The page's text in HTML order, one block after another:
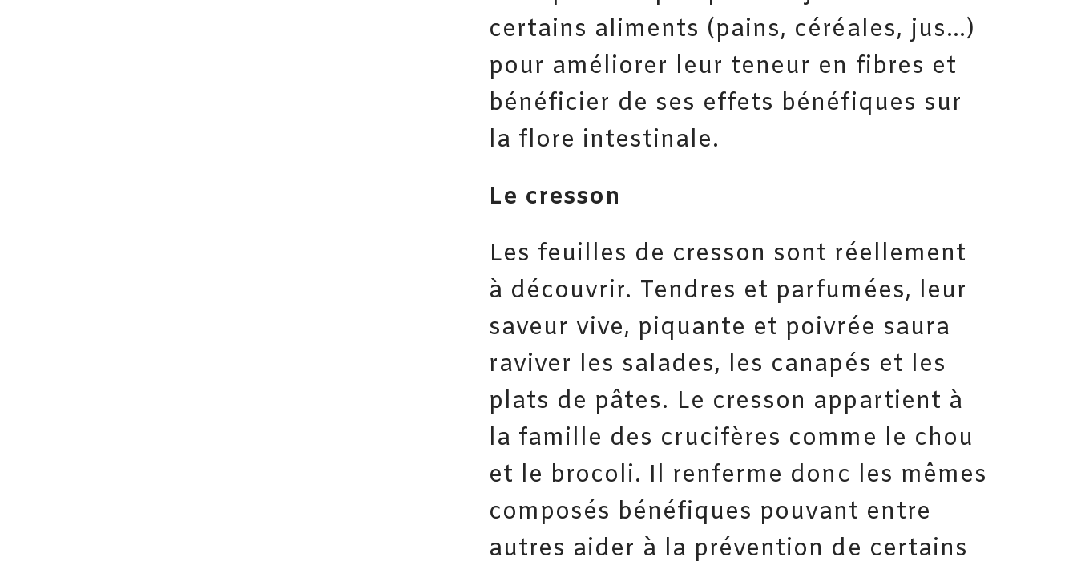
certains aliments (pains, céréales, jus…)
pour améliorer leur teneur en fibres et
bénéficier de ses effets bénéfiques sur
la flore intestinale.
Le cresson
Les feuilles de cresson sont réellement
à découvrir. Tendres et parfumées, leur
saveur vive, piquante et poivrée saura
raviver les salades, les canapés et les
plats de pâtes. Le cresson appartient à
la famille des crucifères comme le chou
et le brocoli. Il renferme donc les mêmes
composés bénéfiques pouvant entre
autres aider à la prévention de certains